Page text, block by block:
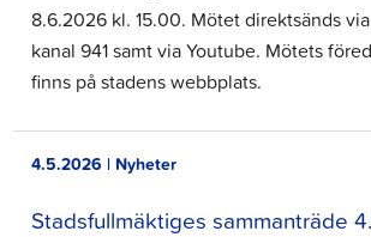
8.6.2026 kl. 15.00. Mötet direktsänds
kanal 941 samt via Youtube. Mötets
finns på stadens webbplats.
4.5.2026 | Nyheter
Stadsfullmäktiges sammanträde